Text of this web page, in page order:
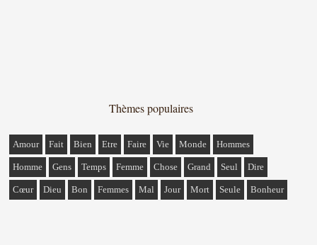
Thèmes populaires
Amour Fait Bien Etre Faire Vie Monde Hommes
Homme Gens Temps Femme Chose Grand Seul Dire
Cœur Dieu Bon Femmes Mal Jour Mort Seule Bonheur